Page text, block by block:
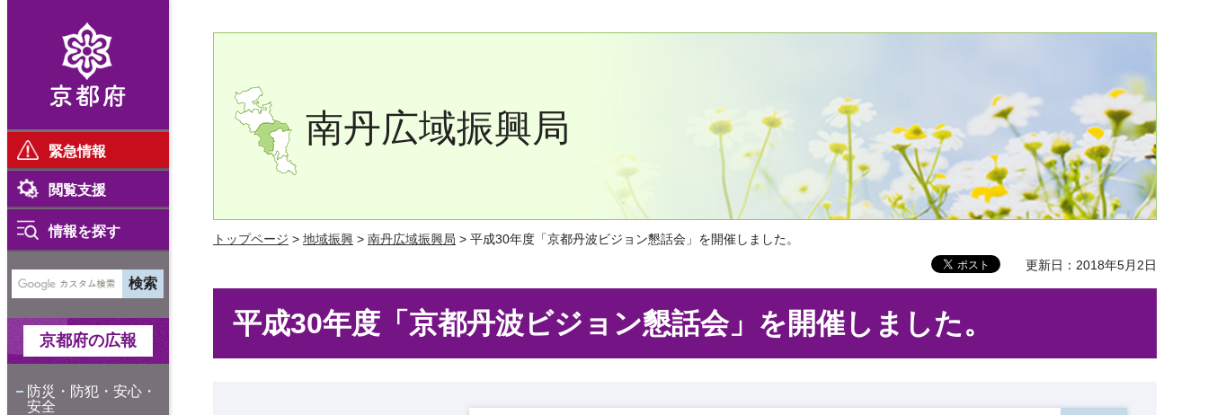
緊急情報
閲覧支援
情報を探す
京都府の広報
防災・防犯・安心・
安全
南丹広域振興局
トップページ > 地域振興 > 南丹広域振興局 > 平成30年度「京都丹波ビジョン懇話会」を開催しました。
更新日：2018年5月2日
平成30年度「京都丹波ビジョン懇話会」を開催しました。